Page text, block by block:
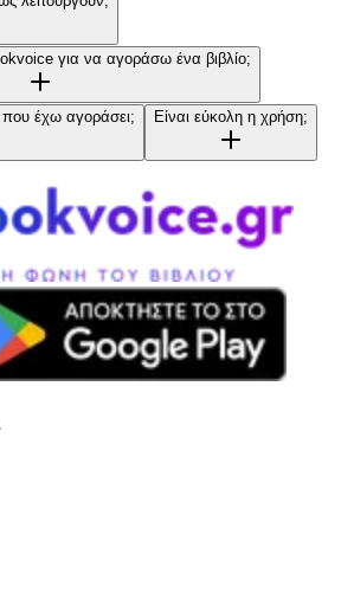
για να αγοράσω ένα βιβλίο;
έχω αγοράσει; Είναι εύκολη η χρήση;